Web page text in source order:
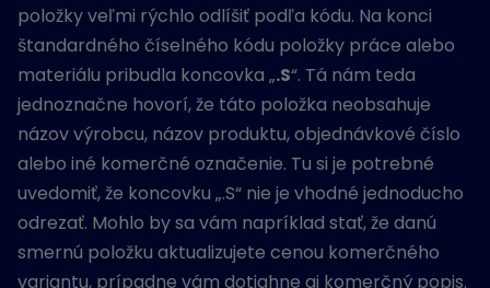
položky veľmi rýchlo odlíšiť podľa kódu. Na konci
štandardného číselného kódu položky práce alebo
materiálu pribudla koncovka „.S“. Tá nám teda
jednoznačne hovorí, že táto položka neobsahuje
názov výrobcu, názov produktu, objednávkové číslo
alebo iné komerčné označenie. Tu si je potrebné
uvedomiť, že koncovku „.S“ nie je vhodné jednoducho
odrezať. Mohlo by sa vám napríklad stať, že danú
smernú položku aktualizujete cenou komerčného
variantu, prípadne vám dotiahne aj komerčný popis.